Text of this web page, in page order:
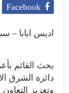
Facebook
اديس ابابا –
بحث القائم
دائرة الشرق
وتعزيز